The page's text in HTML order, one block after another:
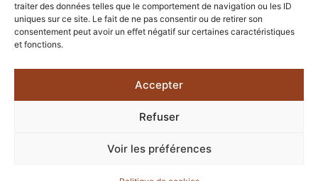
traiter des données telles que le comportement de navigation ou les ID
uniques sur ce site. Le fait de ne pas consentir ou de retirer son
consentement peut avoir un effet négatif sur certaines caractéristiques
et fonctions.
Accepter
Refuser
Voir les préférences
Ici
En savoir plus